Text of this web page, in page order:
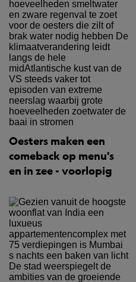
Oesters maken een
comeback op menu's
en in zee - voorlopig